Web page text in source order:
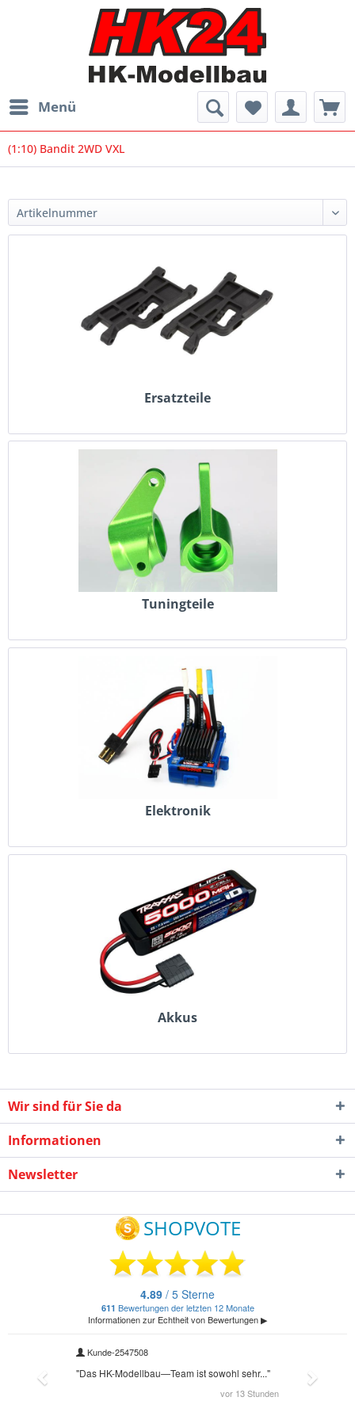
Menü
(1:10) Bandit 2WD VXL
Ersatzteile
Tuningteile
Elektronik
Akkus
Wir sind für Sie da
Informationen
Newsletter